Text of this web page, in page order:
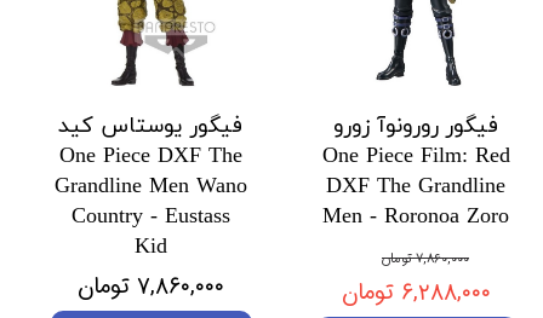
فیگور رورونوآ زورو
One Piece Film: Red
DXF The Grandline
Men - Roronoa Zoro
۷,۸۶۰,۰۰۰ تومان
۶,۲۸۸,۰۰۰ تومان
فیگور یوستاس کید
One Piece DXF The
Grandline Men Wano
Country - Eustass
Kid
۷,۸۶۰,۰۰۰ تومان